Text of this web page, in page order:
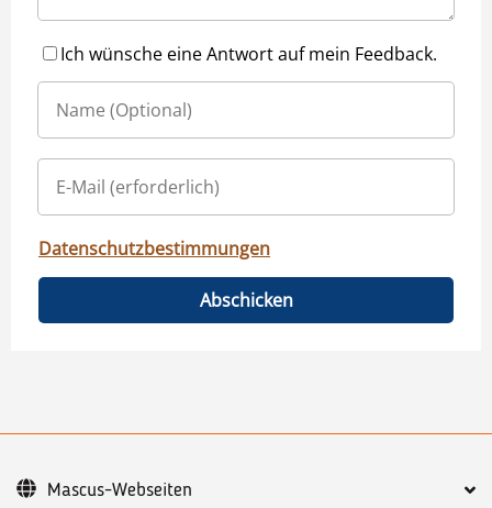
Ich wünsche eine Antwort auf mein Feedback.
Datenschutzbestimmungen
Abschicken
Mascus-Webseiten